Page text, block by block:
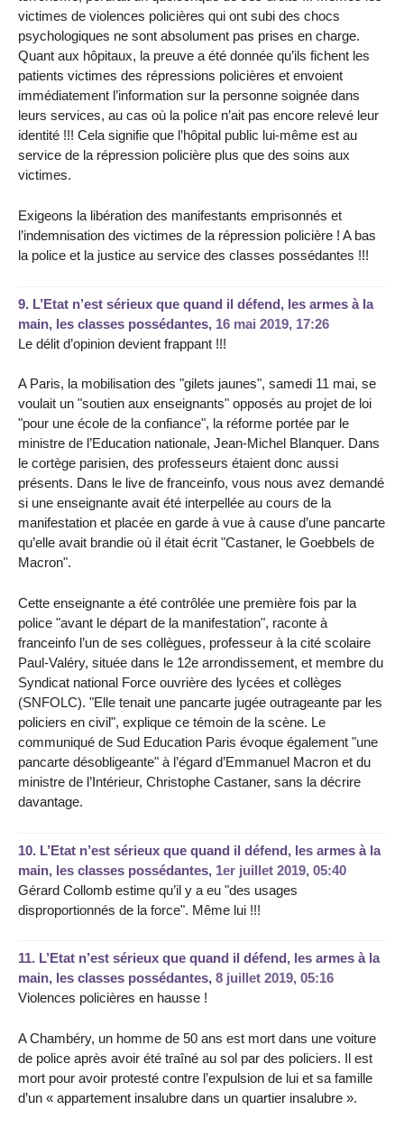
victimes de violences policières qui ont subi des chocs
psychologiques ne sont absolument pas prises en charge.
Quant aux hôpitaux, la preuve a été donnée qu’ils fichent les
patients victimes des répressions policières et envoient
immédiatement l’information sur la personne soignée dans
leurs services, au cas où la police n’ait pas encore relevé leur
identité !!! Cela signifie que l’hôpital public lui-même est au
service de la répression policière plus que des soins aux
victimes.
Exigeons la libération des manifestants emprisonnés et
l’indemnisation des victimes de la répression policière ! A bas
la police et la justice au service des classes possédantes !!!
9. L’Etat n’est sérieux que quand il défend, les armes à la
main, les classes possédantes, 16 mai 2019, 17:26
Le délit d’opinion devient frappant !!!
A Paris, la mobilisation des "gilets jaunes", samedi 11 mai, se
voulait un "soutien aux enseignants" opposés au projet de loi
"pour une école de la confiance", la réforme portée par le
ministre de l’Education nationale, Jean-Michel Blanquer. Dans
le cortège parisien, des professeurs étaient donc aussi
présents. Dans le live de franceinfo, vous nous avez demandé
si une enseignante avait été interpellée au cours de la
manifestation et placée en garde à vue à cause d’une pancarte
qu’elle avait brandie où il était écrit "Castaner, le Goebbels de
Macron".
Cette enseignante a été contrôlée une première fois par la
police "avant le départ de la manifestation", raconte à
franceinfo l’un de ses collègues, professeur à la cité scolaire
Paul-Valéry, située dans le 12e arrondissement, et membre du
Syndicat national Force ouvrière des lycées et collèges
(SNFOLC). "Elle tenait une pancarte jugée outrageante par les
policiers en civil", explique ce témoin de la scène. Le
communiqué de Sud Education Paris évoque également "une
pancarte désobligeante" à l’égard d’Emmanuel Macron et du
ministre de l’Intérieur, Christophe Castaner, sans la décrire
davantage.
10. L’Etat n’est sérieux que quand il défend, les armes à la
main, les classes possédantes, 1er juillet 2019, 05:40
Gérard Collomb estime qu’il y a eu "des usages
disproportionnés de la force". Même lui !!!
11. L’Etat n’est sérieux que quand il défend, les armes à la
main, les classes possédantes, 8 juillet 2019, 05:16
Violences policières en hausse !
A Chambéry, un homme de 50 ans est mort dans une voiture
de police après avoir été traîné au sol par des policiers. Il est
mort pour avoir protesté contre l’expulsion de lui et sa famille
d’un « appartement insalubre dans un quartier insalubre ».